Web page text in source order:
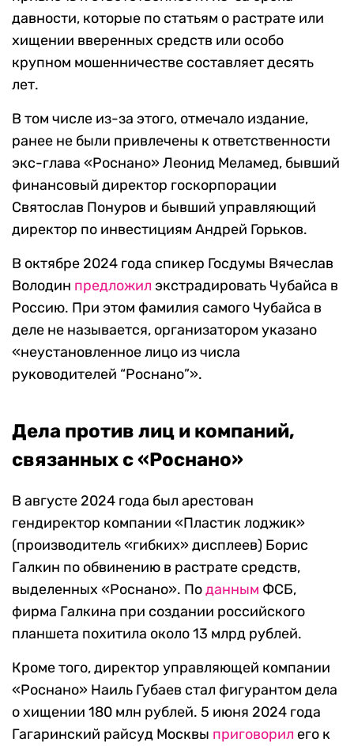
давности, которые по статьям о растрате или
хищении вверенных средств или особо
крупном мошенничестве составляет десять
лет.
В том числе из-за этого, отмечало издание,
ранее не были привлечены к ответственности
экс-глава «Роснано» Леонид Меламед, бывший
финансовый директор госкорпорации
Святослав Понуров и бывший управляющий
директор по инвестициям Андрей Горьков.
В октябре 2024 года спикер Госдумы Вячеслав
Володин предложил экстрадировать Чубайса в
Россию. При этом фамилия самого Чубайса в
деле не называется, организатором указано
«неустановленное лицо из числа
руководителей “Роснано”».
Дела против лиц и компаний,
связанных с «Роснано»
В августе 2024 года был арестован
гендиректор компании «Пластик лоджик»
(производитель «гибких» дисплеев) Борис
Галкин по обвинению в растрате средств,
выделенных «Роснано». Поданным ФСБ,
фирма Галкина при создании российского
планшета похитила около 13 млрд рублей.
Кроме того, директор управляющей компании
«Роснано» Наиль Губаев стал фигурантом дела
о хищении 180 млн рублей. 5 июня 2024 года
Гагаринский райсуд Москвы приговорил его к